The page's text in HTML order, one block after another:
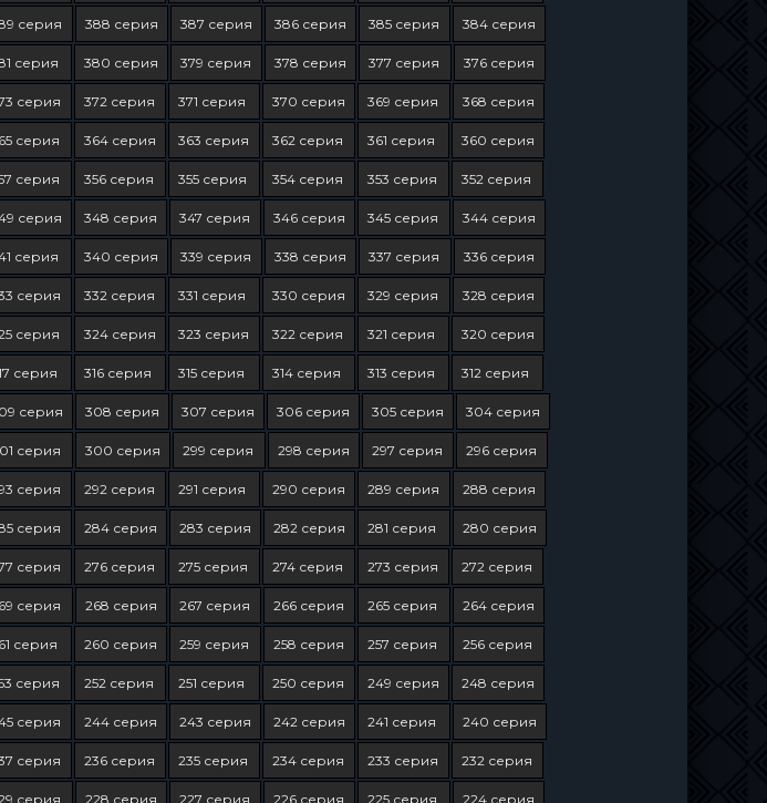
серия 388 серия 387 серия 386 серия 385 серия 384 серия
серия 380 серия 379 серия 378 серия 377 серия 376 серия
серия 372 серия 371 серия 370 серия 369 серия 368 серия
серия 364 серия 363 серия 362 серия 361 серия 360 серия
серия 356 серия 355 серия 354 серия 353 серия 352 серия
серия 348 серия 347 серия 346 серия 345 серия 344 серия
серия 340 серия 339 серия 338 серия 337 серия 336 серия
серия 332 серия 331 серия 330 серия 329 серия 328 серия
серия 324 серия 323 серия 322 серия 321 серия 320 серия
серия 316 серия 315 серия 314 серия 313 серия 312 серия
серия 308 серия 307 серия 306 серия 305 серия 304 серия
серия 300 серия 299 серия 298 серия 297 серия 296 серия
серия 292 серия 291 серия 290 серия 289 серия 288 серия
серия 284 серия 283 серия 282 серия 281 серия 280 серия
серия 276 серия 275 серия 274 серия 273 серия 272 серия
серия 268 серия 267 серия 266 серия 265 серия 264 серия
серия 260 серия 259 серия 258 серия 257 серия 256 серия
серия 252 серия 251 серия 250 серия 249 серия 248 серия
серия 244 серия 243 серия 242 серия 241 серия 240 серия
серия 236 серия 235 серия 234 серия 233 серия 232 серия
серия 228 серия 227 серия 226 серия 225 серия 224 серия